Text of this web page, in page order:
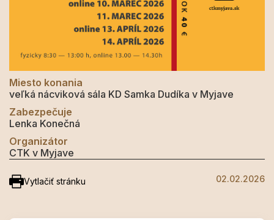
Miesto konania
veľká nácviková sála KD Samka Dudíka v Myjave
Zabezpečuje
Lenka Konečná
Organizátor
CTK v Myjave
Vytlačiť stránku 02.02.2026